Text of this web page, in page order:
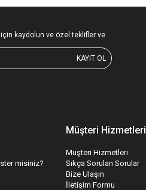
kaydolun ve özel teklifler ve
KAYIT OL
misiniz?
Müşteri Hizmetleri
Müşteri Hizmetleri
Sıkça Sorulan Sorular
Bize Ulaşın
İletişim Formu